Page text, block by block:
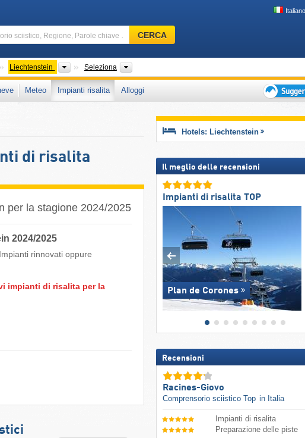
Italiano
Comprensorio
sciistico,
chiave
…
CERCA
Continenti
Liechtenstein PaesiSeleziona
Meteo Impianti risalita
Alloggi
per
vacanza
di risalita
per la stagione 2024/2025
2024/2025
rinnovati oppure
impianti di risalita per la
Hotels: Liechtenstein
Il meglio delle recensioni
Impianti di risalita TOP
Plan de Corones
Recensioni
Racines-Giovo
Comprensorio sciistico Top in Italia
Impianti di risalita
Preparazione delle piste